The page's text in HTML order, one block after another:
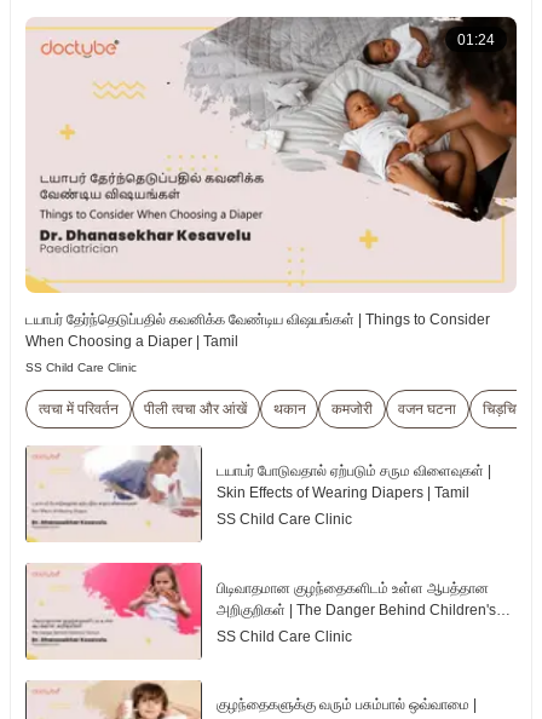
01:24
டயாபர் தேர்ந்தெடுப்பதில் கவனிக்க வேண்டிய விஷயங்கள் | Things to Consider
When Choosing a Diaper | Tamil
SS Child Care Clinic
त्वचा में परिवर्तन पीली त्वचा और आंखें थकान कमजोरी वजन घटना चिड़चिड़ापन
டயாபர் போடுவதால் ஏற்படும் சரும விளைவுகள் |
Skin Effects of Wearing Diapers | Tamil
SS Child Care Clinic
பிடிவாதமான குழந்தைகளிடம் உள்ள ஆபத்தான
அறிகுறிகள் | The Danger Behind Children's
Tantrum | Tamil
SS Child Care Clinic
குழந்தைகளுக்கு வரும் பசும்பால் ஒவ்வாமை |